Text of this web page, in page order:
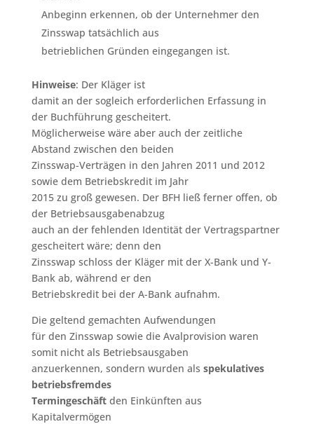
Anbeginn erkennen, ob der Unternehmer den
Zinsswap tatsächlich aus
betrieblichen Gründen eingegangen ist.
Hinweise: Der Kläger ist
damit an der sogleich erforderlichen Erfassung in
der Buchführung gescheitert.
Möglicherweise wäre aber auch der zeitliche
Abstand zwischen den beiden
Zinsswap-Verträgen in den Jahren 2011 und 2012
sowie dem Betriebskredit im Jahr
2015 zu groß gewesen. Der BFH ließ ferner offen, ob
der Betriebsausgabenabzug
auch an der fehlenden Identität der Vertragspartner
gescheitert wäre; denn den
Zinsswap schloss der Kläger mit der X-Bank und Y-
Bank ab, während er den
Betriebskredit bei der A-Bank aufnahm.
Die geltend gemachten Aufwendungen
für den Zinsswap sowie die Avalprovision waren
somit nicht als Betriebsausgaben
anzuerkennen, sondern wurden als spekulatives
betriebsfremdes
Termingeschäftden Einkünften aus
Kapitalvermögen